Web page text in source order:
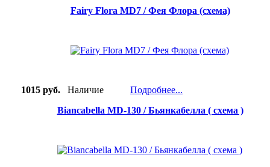
Fairy Flora MD7 / Фея Флора (схема)
1015 руб. Наличие
Подробнее...
Biancabella MD-130 / Бьянкабелла ( cхема )